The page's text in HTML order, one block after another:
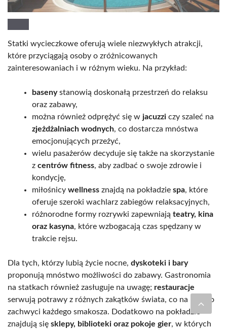
Statki wycieczkowe oferują wiele niezwykłych atrakcji,
które przyciągają osoby o zróżnicowanych
zainteresowaniach i w różnym wieku. Na przykład:
basenystanowią doskonałą przestrzeń do relaksu
oraz zabawy,
można również odprężyć się w jacuzzi czy szaleć na
zjeżdżalniach wodnych, co dostarcza mnóstwa
emocjonujących przeżyć,
wielu pasażerów decyduje się także na skorzystanie
z centrów fitness, aby zadbać o swoje zdrowie i
kondycję,
miłośnicy wellness znajdą na pokładzie spa, które
oferuje szeroki wachlarz zabiegów relaksacyjnych,
różnorodne formy rozrywki zapewniają teatry, kina
oraz kasyna, które wzbogacają czas spędzany w
trakcie rejsu.
Dla tych, którzy lubią życie nocne, dyskoteki i bary
proponują mnóstwo możliwości do zabawy. Gastronomia
na statkach również zasługuje na uwagę; restauracje
serwują potrawy z różnych zakątków świata, co na pewno
zachwyci każdego smakosza. Dodatkowo na pokładzie
znajdują się sklepy, biblioteki oraz pokoje gier, w których